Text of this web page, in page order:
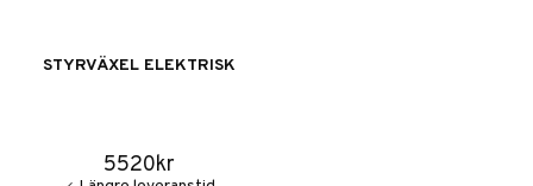
STYRVÄXEL ELEKTRISK
5520kr